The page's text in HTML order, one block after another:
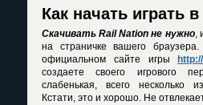
Как начать играть
Скачивать Rail Nation не нужно,
на страничке вашего
официальном сайте игры
создаете своего игрового
слабенькая, всего несколько
Кстати, это и хорошо. Не